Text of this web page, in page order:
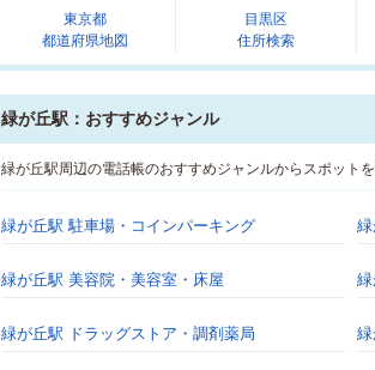
東京都
都道府県地図
目黒区
住所検索
緑が丘駅：おすすめジャンル
緑が丘駅周辺の電話帳のおすすめジャンルからスポットを
緑が丘駅 駐車場・コインパーキング
緑が丘駅 美容院・美容室・床屋
緑が丘駅 ドラッグストア・調剤薬局